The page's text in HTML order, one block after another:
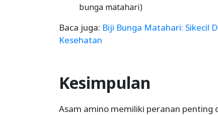
bunga matahari)
Baca juga: Biji Bunga Matahari: Sikecil
Kesehatan
Kesimpulan
Asam amino memiliki peranan